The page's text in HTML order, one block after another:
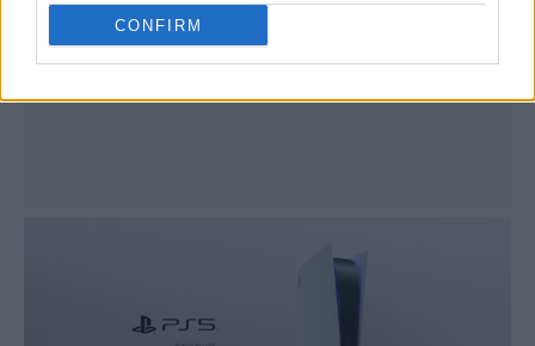
CONFIRM